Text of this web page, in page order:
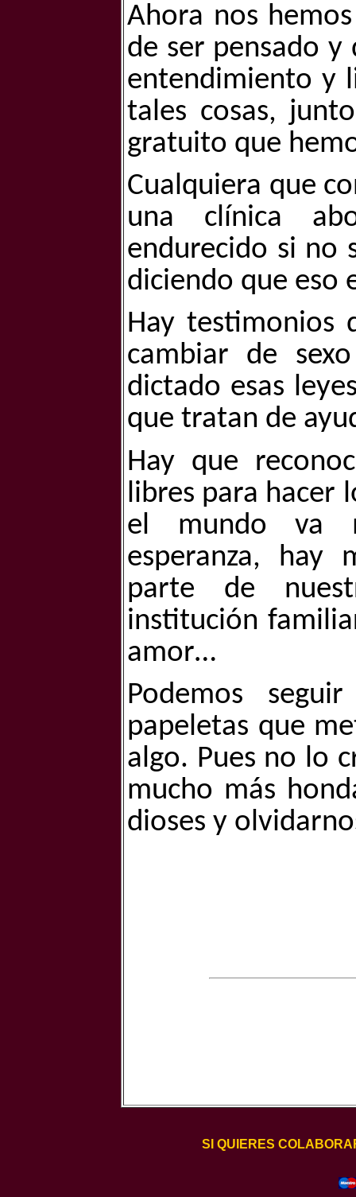
Ahora nos
de ser pensado
entendimiento y
tales cosas,
gratuito que
Cualquiera que
una clínica
endurecido si no
diciendo que eso
Hay testimonios
cambiar de
dictado esas
que tratan de
Hay que
libres para hacer
el mundo va
esperanza, hay
parte de
institución
amor…
Podemos
papeletas que
algo. Pues no lo
mucho más
dioses y
SI QUIERES